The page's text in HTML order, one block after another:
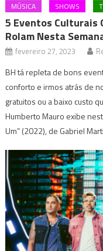
MÚSICA SHOWS
5 Eventos Culturais
Rolam Nesta
fevereiro 27, 2023
BH tá repleta de bons
conforto e irmos atrás de
gratuitos ou a baixo custo
Humberto Mauro exibe
Um” (2022), de Gabriel